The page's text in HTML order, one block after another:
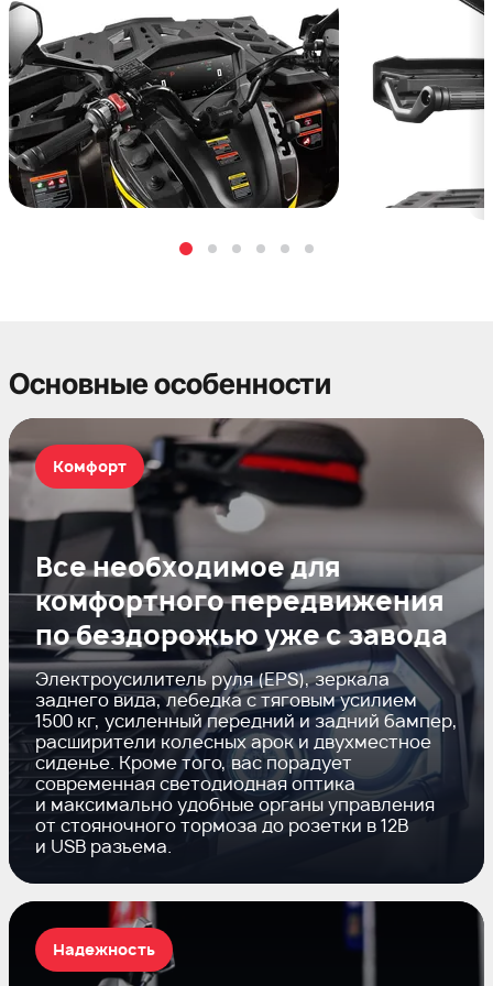
Основные особенности
Все необходимое для
комфортного передвижения
по бездорожью уже с завода
Электроусилитель руля (EPS), зеркала
заднего вида, лебедка с тяговым усилием
1500 кг, усиленный передний и задний бампер,
расширители колесных арок и двухместное
сиденье. Кроме того, вас порадует
современная светодиодная оптика
и максимально удобные органы управления
от стояночного тормоза до розетки в 12В
и USB разъема.
Комфорт
Надежность